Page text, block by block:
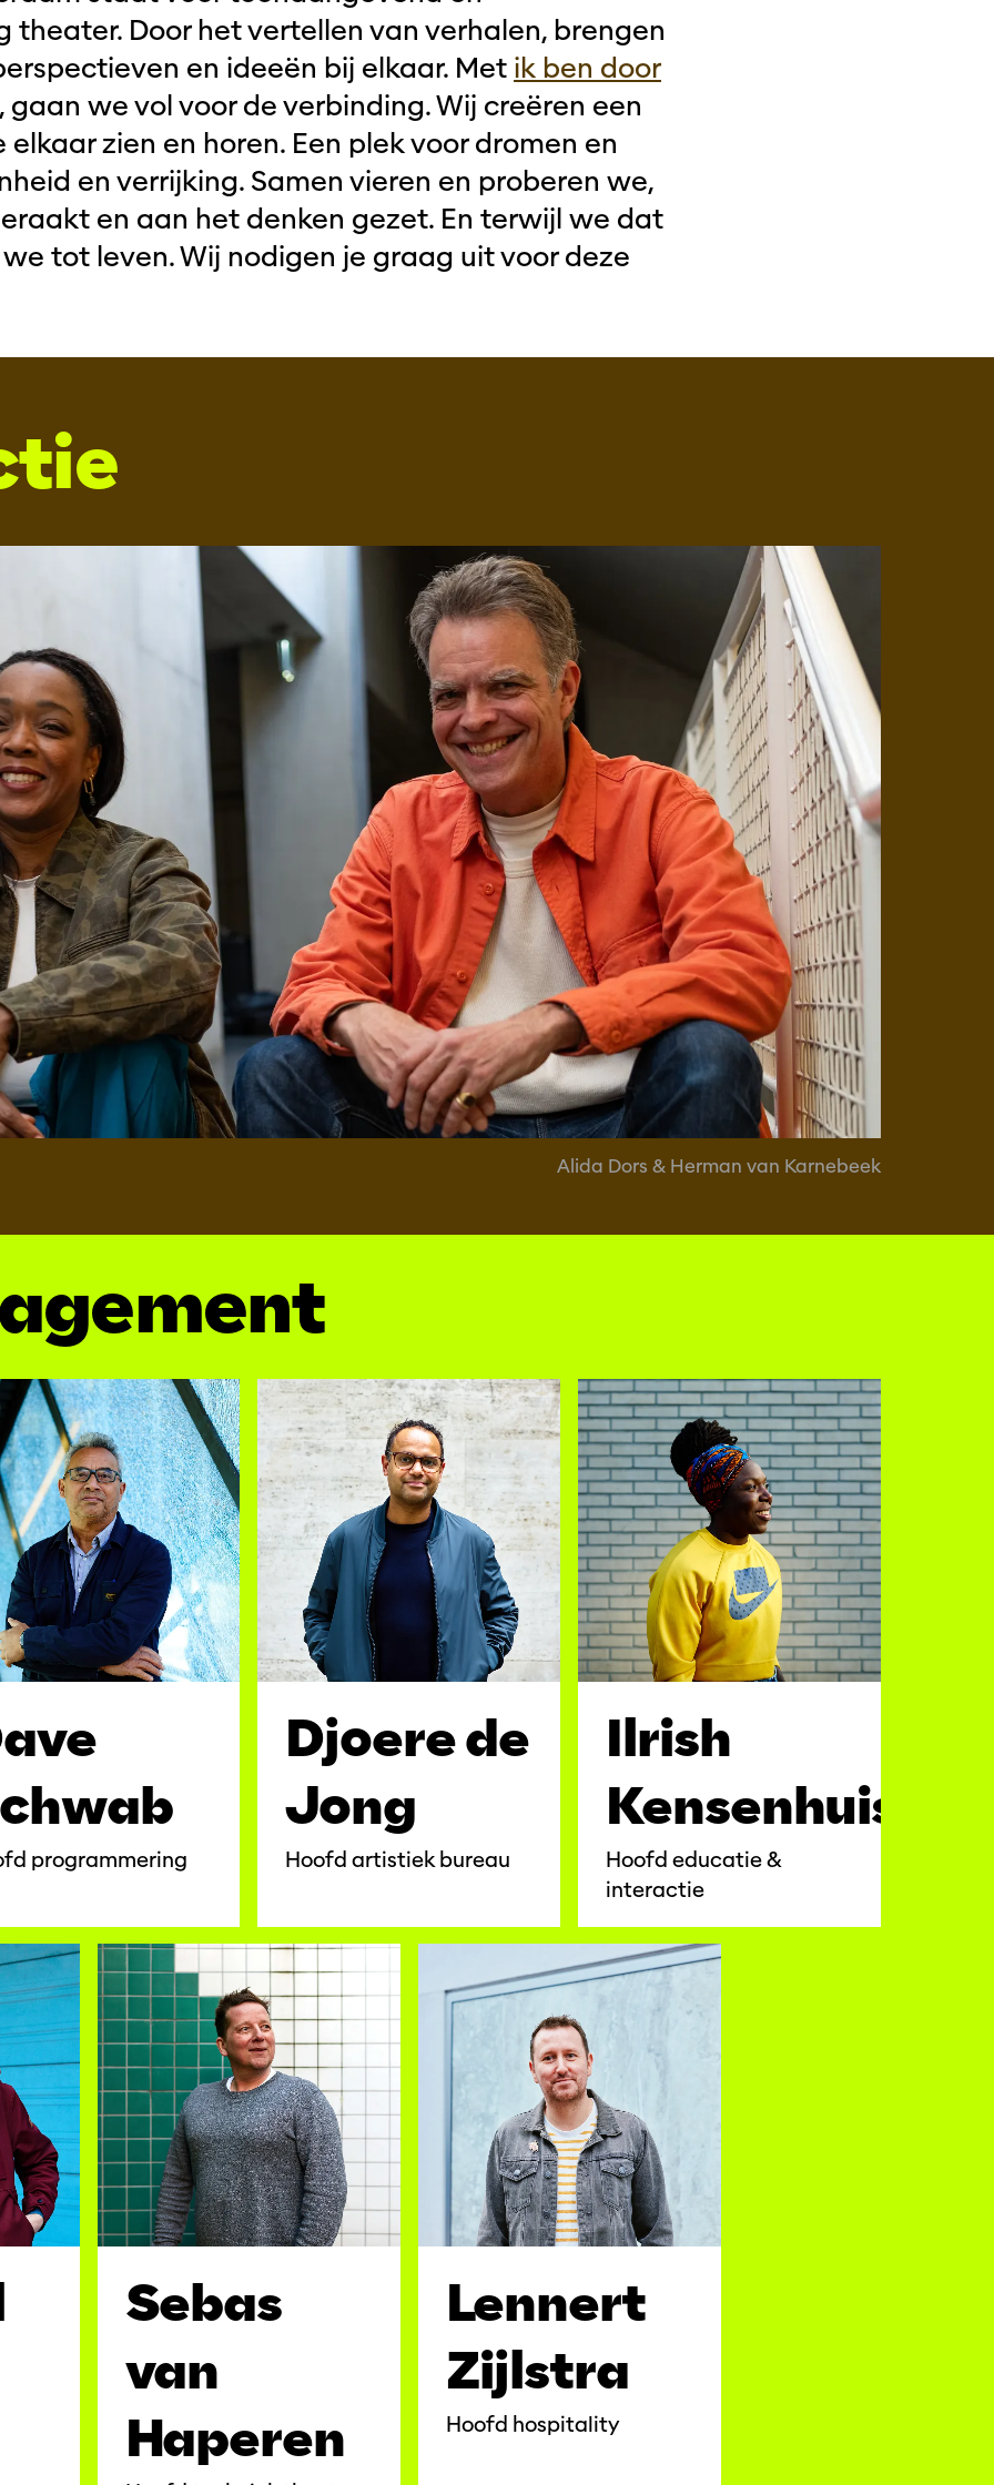
theater. Door het vertellen van verhalen, brengen
en ideeën bij elkaar. Met ik ben door
we vol voor de verbinding. Wij creëren een
zien en horen. Een plek voor dromen en
en verrijking. Samen vieren en proberen we,
en aan het denken gezet. En terwijl we dat
tot leven. Wij nodigen je graag uit voor deze
Alida Dors & Herman van Karnebeek
programmering
Djoere de
Jong
Hoofd artistiek bureau
Ilrish
Kensenhuis
Hoofd educatie &
interactie
Sebas
van
Haperen
Lennert
Zijlstra
Hoofd hospitality